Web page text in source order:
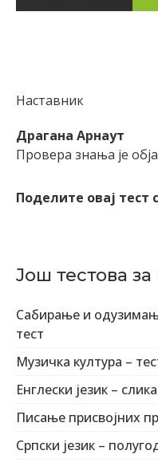
Наставник
Драгана Арнаут
Провера знања је
Поделите овај тест
Још тестова
Сабирање и
тест
Mузичка култура –
Енглески језик –
Писање присвојних
Српски језик –